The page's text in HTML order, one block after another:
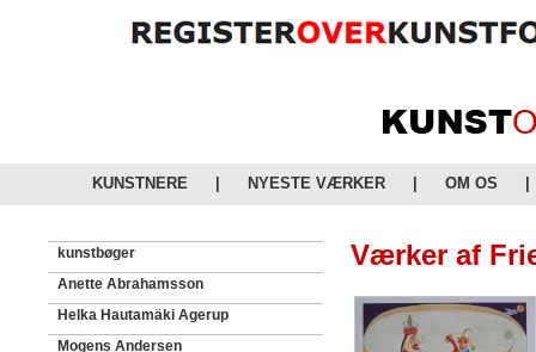
KUNSTNERE NYESTE VÆRKER OM OS
kunstbøger
Anette Abrahamsson
Helka Hautamäki Agerup
Mogens Andersen
Værker af